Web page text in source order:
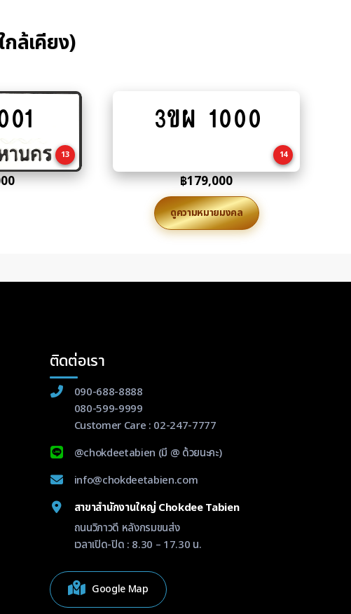
ล้เคียง)
Add
13
Add
to
3ขผ 1000
14
฿179,000
ดูความหมายมงคล
ติดต่อเรา
090-688-8888
080-599-9999
Customer Care : 02-247-7777
@chokdeetabien (มี @ ด้วยนะคะ)
info@chokdeetabien.com
สาขาสำนักงานใหญ่ Chokdee Tabien
ถนนวิภาวดี หลังกรมขนส่ง
เวลาเปิด-ปิด : 8.30 – 17.30 น.
Google Map